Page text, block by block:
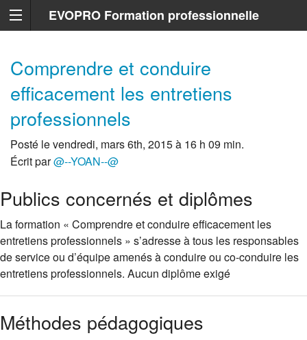
EVOPRO Formation professionnelle
Comprendre et conduire
efficacement les entretiens
professionnels
Posté le vendredi, mars 6th, 2015 à 16 h 09 min.
Écrit par@--YOAN--@
Publics concernés et diplômes
La formation « Comprendre et conduire efficacement les
entretiens professionnels » s’adresse à tous les responsables
de service ou d’équipe amenés à conduire ou co-conduire les
entretiens professionnels. Aucun diplôme exigé
Méthodes pédagogiques